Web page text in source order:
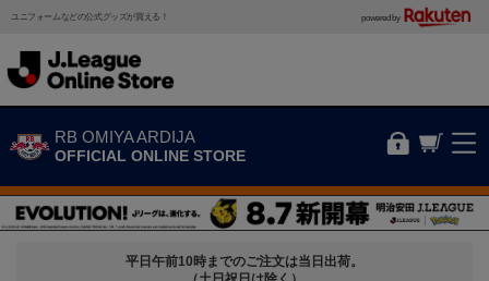
ユニフォームなどの公式グッズが買える！ powered by
RB OMIYA ARDIJA
OFFICIAL ONLINE STORE
平日午前10時までのご注文は当日出荷。